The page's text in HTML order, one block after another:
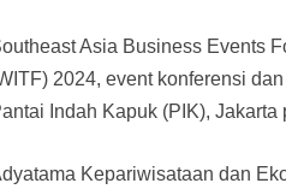
Asia Business Events
2024, event konferensi
Indah Kapuk (PIK), Jakarta
Kepariwisataan dan